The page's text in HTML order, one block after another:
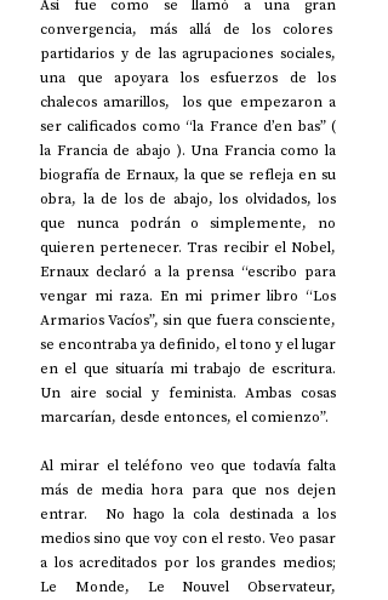
Así fue como se llamó a una gran
convergencia, más allá de los colores
partidarios y de las agrupaciones sociales,
una que apoyara los esfuerzos de los
chalecos amarillos,  los que empezaron a
ser calificados como “la France d’en bas” (
la Francia de abajo ). Una Francia como la
biografía de Ernaux, la que se refleja en su
obra, la de los de abajo, los olvidados, los
que nunca podrán o simplemente, no
quieren pertenecer. Tras recibir el Nobel,
Ernaux declaró a la prensa “escribo para
vengar mi raza. En mi primer libro “Los
Armarios Vacíos”, sin que fuera consciente,
se encontraba ya definido, el tono y el lugar
en el que situaría mi trabajo de escritura.
Un aire social y feminista. Ambas cosas
marcarían, desde entonces, el comienzo”.
Al mirar el teléfono veo que todavía falta
más de media hora para que nos dejen
entrar.  No hago la cola destinada a los
medios sino que voy con el resto. Veo pasar
a los acreditados por los grandes medios;
Le Monde, Le Nouvel Observateur,